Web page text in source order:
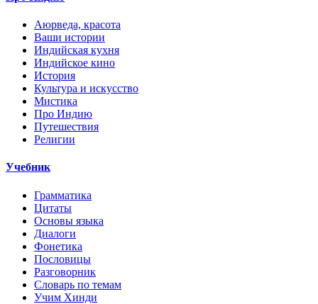
Аюрведа, красота
Ваши истории
Индийская кухня
Индийское кино
История
Культура и искусство
Мистика
Про Индию
Путешествия
Религии
Учебник
Грамматика
Цитаты
Основы языка
Диалоги
Фонетика
Пословицы
Разговорник
Словарь по темам
Учим Хинди